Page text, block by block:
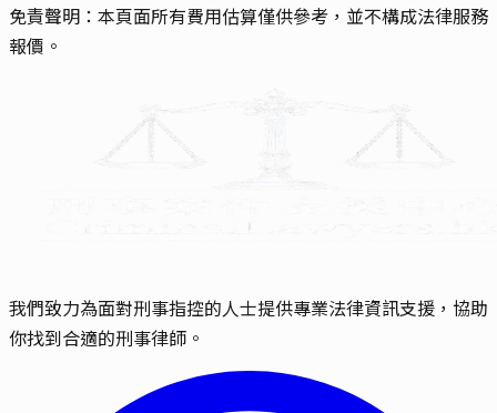
免責聲明：本頁面所有費用估算僅供參考，並不構成法律服務
報價。
我們致力為面對刑事指控的人士提供專業法律資訊支援，協助
你找到合適的刑事律師。